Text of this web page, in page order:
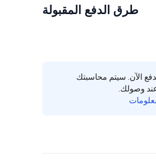
طرق الدفع المقبولة
الآن. سيتم محاسبتك
وصولك.